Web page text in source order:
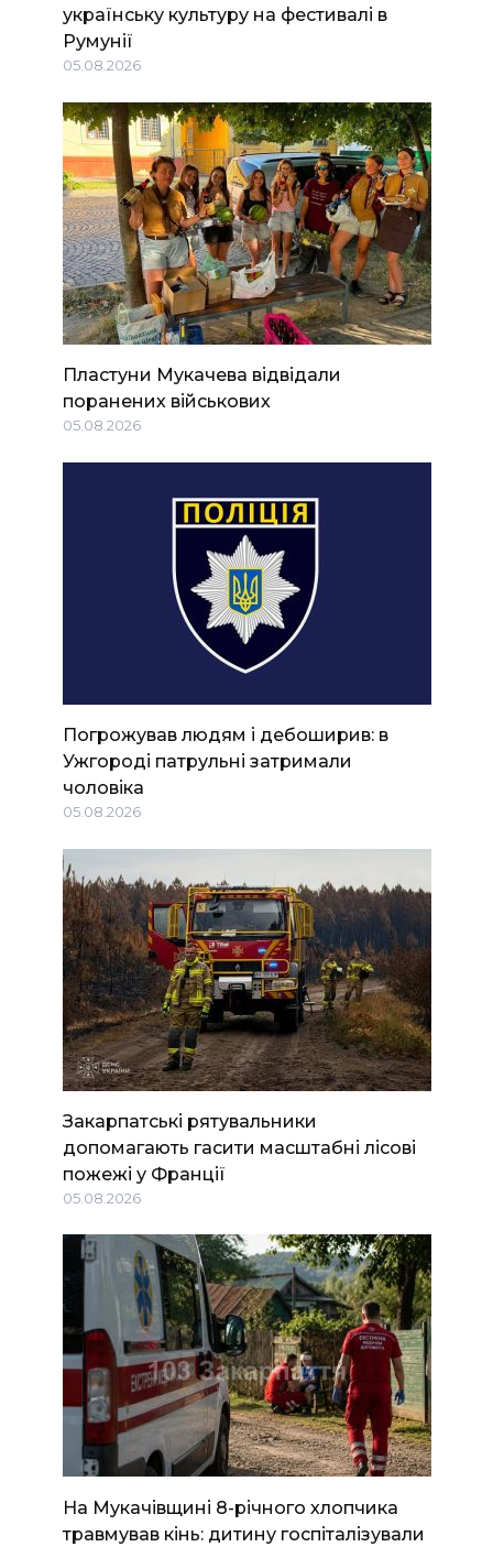
українську культуру на фестивалі в
Румунії
05.08.2026
Пластуни Мукачева відвідали
поранених військових
05.08.2026
Погрожував людям і дебоширив: в
Ужгороді патрульні затримали
чоловіка
05.08.2026
Закарпатські рятувальники
допомагають гасити масштабні лісові
пожежі у Франції
05.08.2026
На Мукачівщині 8-річного хлопчика
травмував кінь: дитину госпіталізували